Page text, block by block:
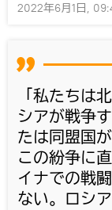
2022年6月1日,
「私たちは
シアが戦争
たは同盟国
この紛争に
イナでの戦
ない。ロシ